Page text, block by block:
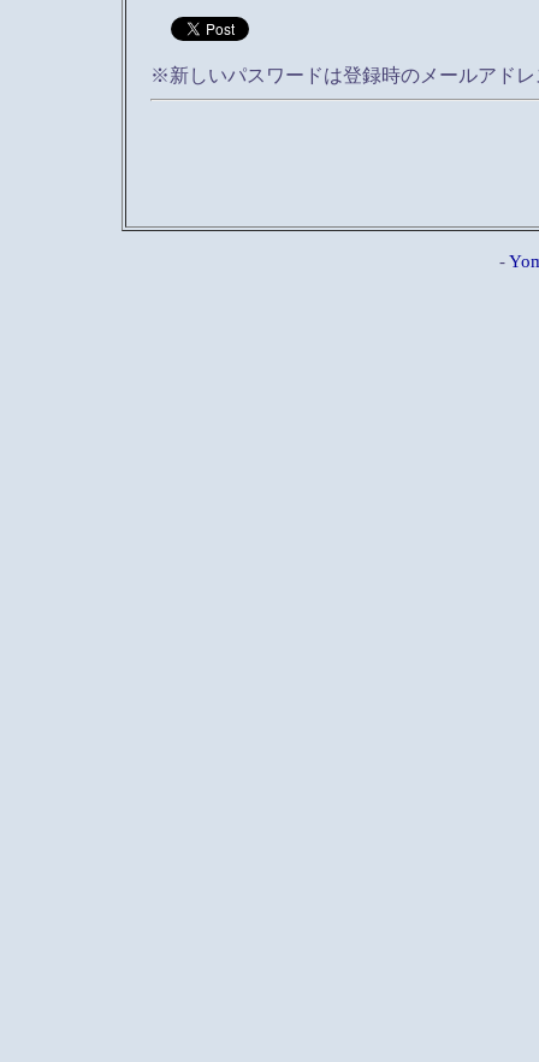
※新しいパスワードは登録時のメールアド
-